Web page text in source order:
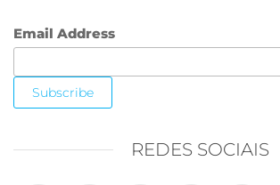
Email Address
REDES SOCIAIS